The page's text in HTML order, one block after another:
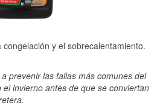
y el sobrecalentamiento.
prevenir las fallas más comunes del
invierno antes de que se conviertan